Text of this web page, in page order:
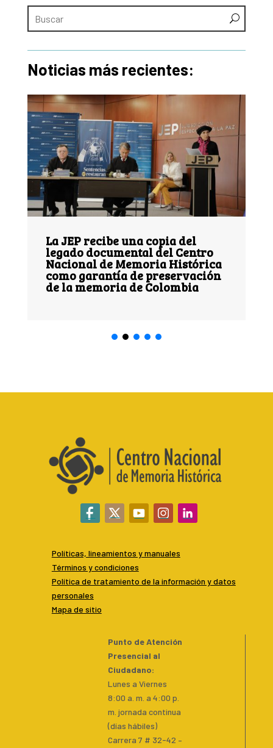
Noticias más recientes:
La JEP recibe una copia del
legado documental del Centro
Nacional de Memoria Histórica
como garantía de preservación
de la memoria de Colombia
Políticas, lineamientos y manuales
Términos y condiciones
Política de tratamiento de la información y datos
personales
Mapa de sitio
Punto de Atención
Presencial al
Ciudadano:
Lunes a Viernes
8:00 a. m. a 4:00 p.
m. jornada continua
(días hábiles)
Carrera 7 # 32-42 –